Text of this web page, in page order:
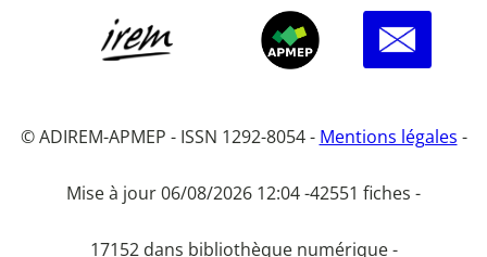
© ADIREM-APMEP - ISSN 1292-8054 - Mentions légales -
Mise à jour 06/08/2026 12:04 -42551 fiches -
17152 dans bibliothèque numérique -